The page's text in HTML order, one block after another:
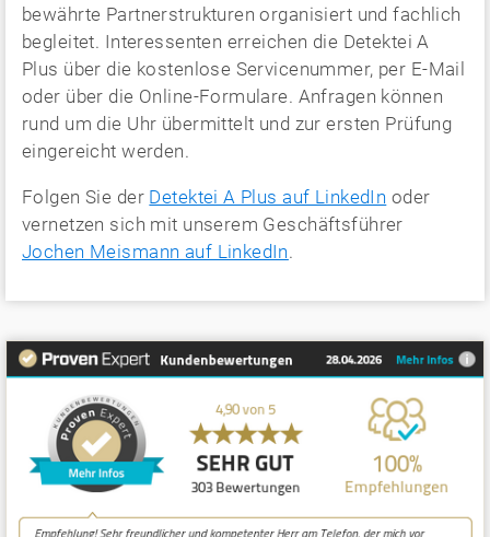
bewährte Partnerstrukturen organisiert und fachlich
begleitet. Interessenten erreichen die Detektei A
Plus über die kostenlose Servicenummer, per E-Mail
oder über die Online-Formulare. Anfragen können
rund um die Uhr übermittelt und zur ersten Prüfung
eingereicht werden.
Folgen Sie der Detektei A Plus auf LinkedIn oder
vernetzen sich mit unserem Geschäftsführer
Jochen Meismann auf LinkedIn.